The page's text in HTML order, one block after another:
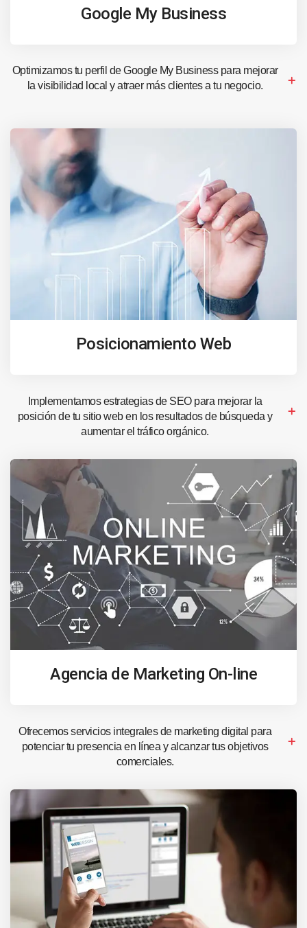
Google My Business
Optimizamos tu perfil de Google My Business para mejorar
la visibilidad local y atraer más clientes a tu negocio.
Posicionamiento Web
Implementamos estrategias de SEO para mejorar la
posición de tu sitio web en los resultados de búsqueda y
aumentar el tráfico orgánico.
Agencia de Marketing On-line
Ofrecemos servicios integrales de marketing digital para
potenciar tu presencia en línea y alcanzar tus objetivos
comerciales.